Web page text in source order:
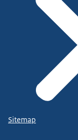
Sitemap